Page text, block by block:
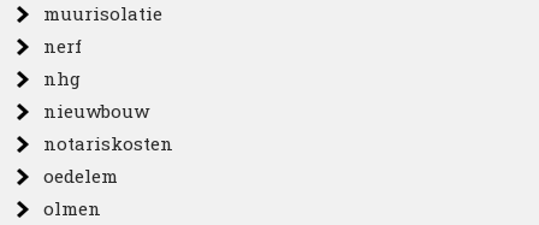
muurisolatie
nerf
nhg
nieuwbouw
notariskosten
oedelem
olmen